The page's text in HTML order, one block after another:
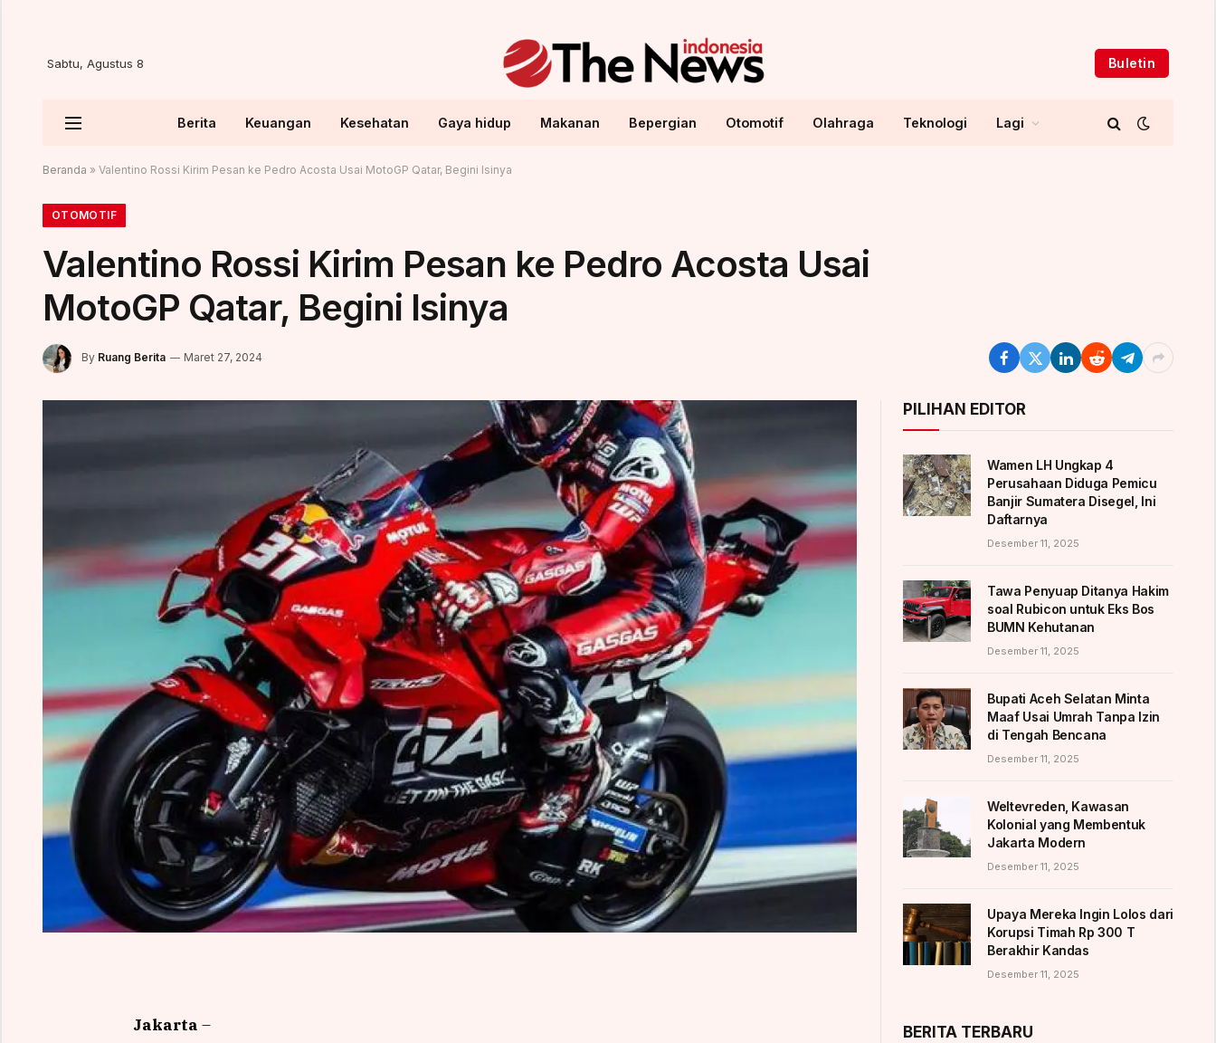
Sabtu, Agustus 8 Buletin
Berita Keuangan Kesehatan Gaya hidup Makanan Bepergian Otomotif Olahraga Teknologi Lagi
Beranda » Valentino Rossi Kirim Pesan ke Pedro Acosta Usai MotoGP Qatar, Begini Isinya
OTOMOTIF
Valentino Rossi Kirim Pesan ke Pedro Acosta Usai
MotoGP Qatar, Begini Isinya
By Ruang Berita Maret 27, 2024
Jakarta –
PILIHAN EDITOR
Wamen LH Ungkap 4
Perusahaan Diduga Pemicu
Banjir Sumatera Disegel, Ini
Daftarnya
Desember 11, 2025
Tawa Penyuap Ditanya Hakim
soal Rubicon untuk Eks Bos
BUMN Kehutanan
Desember 11, 2025
Bupati Aceh Selatan Minta
Maaf Usai Umrah Tanpa Izin
di Tengah Bencana
Desember 11, 2025
Weltevreden, Kawasan
Kolonial yang Membentuk
Jakarta Modern
Desember 11, 2025
Upaya Mereka Ingin Lolos dari
Korupsi Timah Rp 300 T
Berakhir Kandas
Desember 11, 2025
BERITA TERBARU